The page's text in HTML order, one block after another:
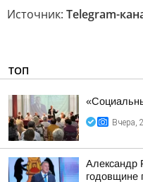
Источник: Telegram-
ТОП
Вчера,
Александр
годовщине